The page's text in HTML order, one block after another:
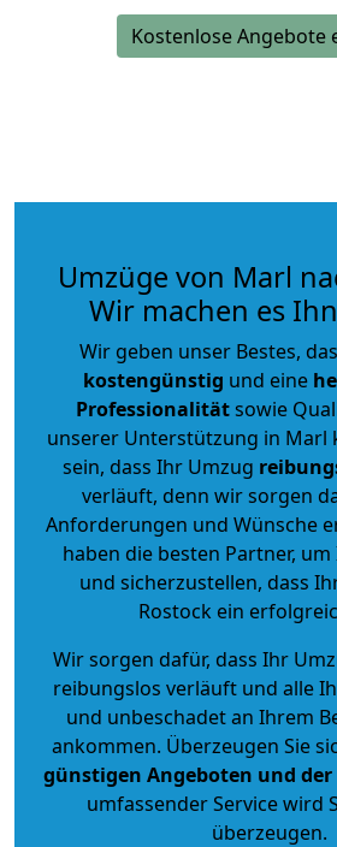
Kostenlose Angebote
Umzüge von Marl
Wir machen es
Wir geben unser Bestes,
kostengünstig und eine
Professionalitätsowie
unserer Unterstützung in Marl
sein, dass Ihr Umzug
verläuft, denn wir sorgen
Anforderungen und Wünsche
haben die besten Partner,
und sicherzustellen, dass
Rostock ein
Wir sorgen dafür, dass Ihr
reibungslos verläuft und alle
und unbeschadet an Ihrem
ankommen. Überzeugen Sie
günstigen Angeboten und
umfassender Service wird
überzeugen.